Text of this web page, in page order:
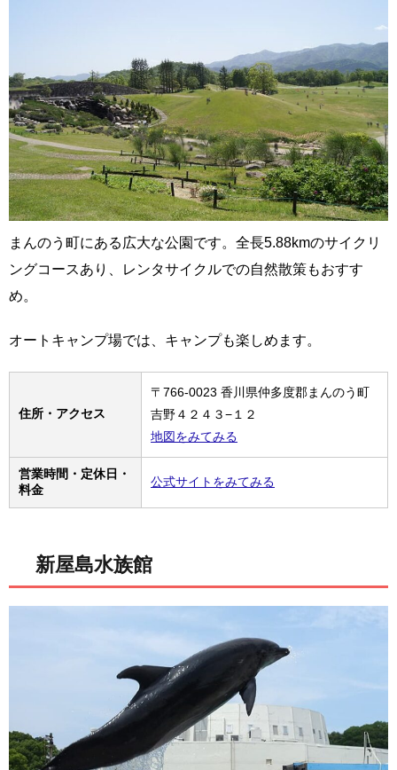
まんのう町にある広大な公園です。全長5.88kmのサイクリ
ングコースあり、レンタサイクルでの自然散策もおすす
め。
オートキャンプ場では、キャンプも楽しめます。
住所・アクセス
〒766-0023 香川県仲多度郡まんのう町
吉野４２４３−１２
地図をみてみる
営業時間・定休日・
料金
公式サイトをみてみる
新屋島水族館